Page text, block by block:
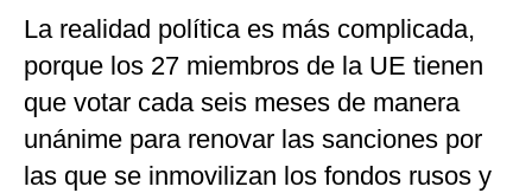
La realidad política es más complicada,
porque los 27 miembros de la UE tienen
que votar cada seis meses de manera
unánime para renovar las sanciones por
las que se inmovilizan los fondos rusos y